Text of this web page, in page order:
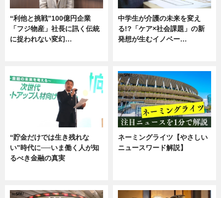
“利他と挑戦”100億円企業
「フジ物産」社長に訊く伝統
に捉われない変幻…
中学生が介護の未来を変え
る!?「ケア×社会課題」の新
発想が生むイノベー…
“貯金だけでは生き残れな
い”時代に──いま働く人が知
るべき金融の真実
ネーミングライツ【やさしい
ニュースワード解説】